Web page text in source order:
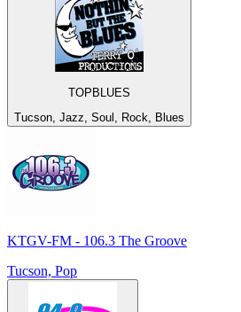
TOPBLUES
Tucson, Jazz, Soul, Rock, Blues
KTGV-FM - 106.3 The Groove
Tucson, Pop